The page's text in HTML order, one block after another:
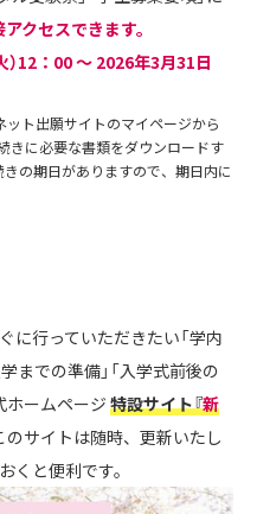
クセスできます。
）12：00 ～ 2026年3月31日
ット出願サイトのマイページから
続きに必要な書類をダウンロードす
の期日がありますので、期日内に
に行っていただきたい「学内
までの準備」「入学式前後の
ホームページ 特設サイト『新
サイトは随時、更新いたし
くと便利です。